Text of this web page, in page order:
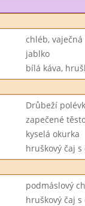
chléb,
jablko
bílá káva,
Drůbeží
zapečené
kyselá okurka
hruškový čaj
podmáslový
hruškový čaj